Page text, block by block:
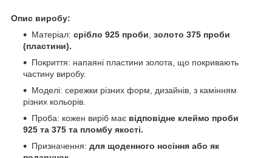
Опис виробу:
Матеріал: срібло 925 проби золото 375 проби
(пластини).
Покриття: напаяні пластини золота, що покривають
частину виробу.
Моделі: сережки різних форм, дизайнів, з камінням
різних кольорів.
Проба: кожен виріб має відповідне клеймо проби
925 та 375 та пломбу якості.
Призначення: для щоденного носіння або як